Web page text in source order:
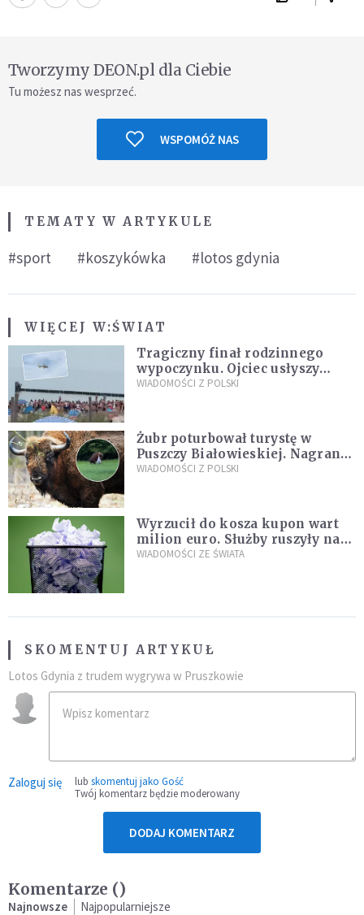
Tworzymy DEON.pl dla Ciebie
Tu możesz nas wesprzeć.
WSPOMÓŻ NAS
TEMATY W ARTYKULE
#sport #koszykówka #lotos gdynia
WIĘCEJ W:ŚWIAT
Tragiczny finał rodzinnego
wypoczynku. Ojciec usłyszy
zarzuty
WIADOMOŚCI Z POLSKI
Żubr poturbował turystę w
Puszczy Białowieskiej. Nagranie
daje do myślenia
WIADOMOŚCI Z POLSKI
Wyrzucił do kosza kupon wart
milion euro. Służby ruszyły na
poszukiwania
WIADOMOŚCI ZE ŚWIATA
SKOMENTUJ ARTYKUŁ
Lotos Gdynia z trudem wygrywa w Pruszkowie
Zaloguj się lub skomentuj jako Gość
Twój komentarz będzie moderowany
DODAJ KOMENTARZ
Komentarze ()
Najnowsze Najpopularniejsze